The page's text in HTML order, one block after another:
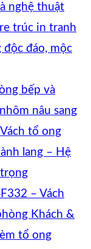
nghệ thuật
trúc in tranh
đáo, mộc
bếp và
nâu sang
tổ ong
lang – Hệ
– Vách
Khách &
tổ ong